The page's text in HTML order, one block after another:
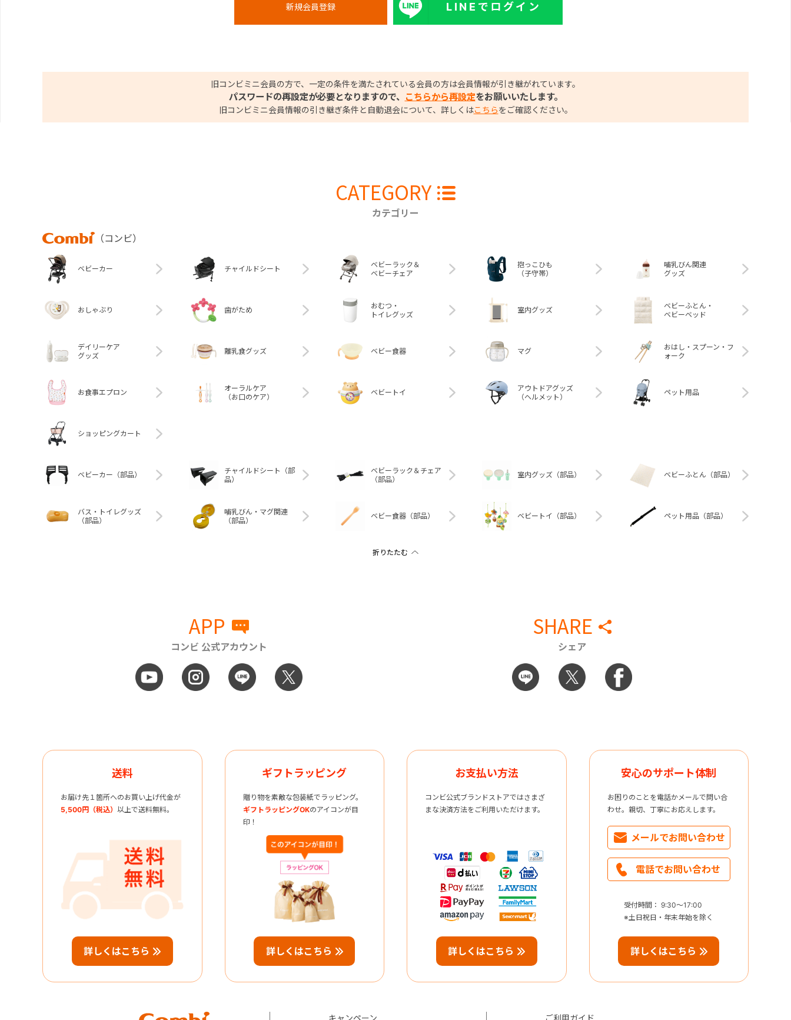
LINEでログイン
旧コンビミニ会員の方で、一定の条件を満たされている会員の方は会員情報が引き継がれています。
パスワードの再設定が必要となりますので、 こちらから再設定をお願いいたします。
旧コンビミニ会員情報の引き継ぎ条件と自動退会について、詳しくはこちらをご確認ください。
CATEGORY
カテゴリー
Combi
（コンビ）
ベビーカー チャイルドシート
ベビーラック＆
ベビーチェア
抱っこひも
（子守帯）
哺乳びん関連
グッズ
おしゃぶり 歯がため
おむつ・
トイレグッズ
室内グッズ
ベビーふとん・
ベビーベッド
デイリーケア
グッズ
離乳食グッズ ベビー食器 マグ
おはし・スプーン・フ
ォーク
お食事エプロン
オーラルケア
（お口のケア）
ベビートイ
アウトドアグッズ
（ヘルメット）
ペット用品
ショッピングカート
ベビーカー（部品）
チャイルドシート（部
品）
ベビーラック＆チェア
（部品）
室内グッズ（部品） ベビーふとん（部品）
バス・トイレグッズ
（部品）
哺乳びん・マグ関連
（部品）
ベビー食器（部品） ベビートイ（部品） ペット用品（部品）
APP
コンビ 公式アカウント
SHARE
シェア
送料
お届け先１箇所へのお買い上げ代金が
5,500円（税込） 以上で送料無料。
詳しくはこちら
ギフトラッピング
贈り物を素敵な包装紙でラッピング。
ギフトラッピングOKのアイコンが目
印！
詳しくはこちら
お支払い方法
コンビ公式ブランドストアではさまざ
まな決済方法をご利用いただけます。
詳しくはこちら
安心のサポート体制
お困りのことを電話かメールで問い合
わせ。親切、丁寧にお応えします。
メールでお問い合わせ
電話でお問い合わせ
受付時間： 9:30～17:00
※土日祝日・年末年始を除く
詳しくはこちら
Combi キャンペーン ご利用ガイド